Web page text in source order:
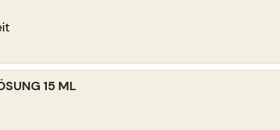
15 ML